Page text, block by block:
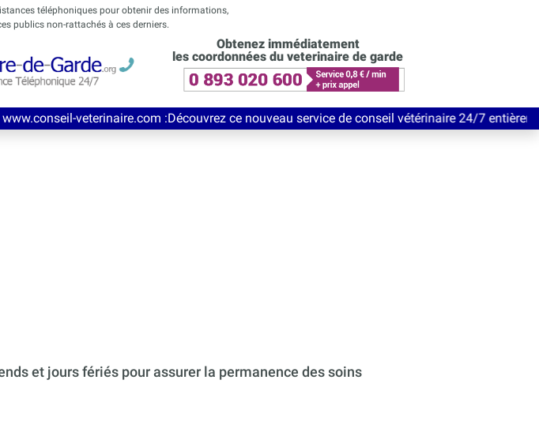
téléphoniques pour obtenir des informations,
publics non-rattachés à ces derniers.
Obtenez immédiatement
les coordonnées du veterinaire de garde
:Découvrez ce nouveau service de conseil vétérinaire 24/7 entièrement Gratuit
et jours fériés pour assurer la permanence des soins